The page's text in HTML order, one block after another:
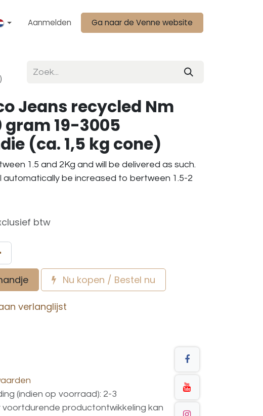
Aanmelden Ga naar de Venne website
Jeans recycled Nm
gram 19-3005
(ca. 1,5 kg cone)
1.5 and 2Kg and will be delivered as such.
automatically be increased to bertween 1.5-2
btw
Nu kopen / Bestel nu
verlanglijst
(indien op voorraad): 2-3
voortdurende productontwikkeling kan